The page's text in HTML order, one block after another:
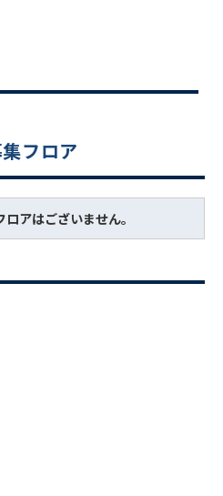
フロア
アはございません。